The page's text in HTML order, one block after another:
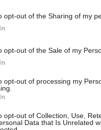
opt-out of the Sharing of my
opt-out of the Sale of my
opt-out of processing my
opt-out of Collection, Use,
Data that Is Unrelated
čerpadlu dá odoberať
elektrickým
celý objekt, pripravuje
môže chladiť.
chladiaceho
prostredia (vzduch,
a odovzdávaná je
vykurovacieho